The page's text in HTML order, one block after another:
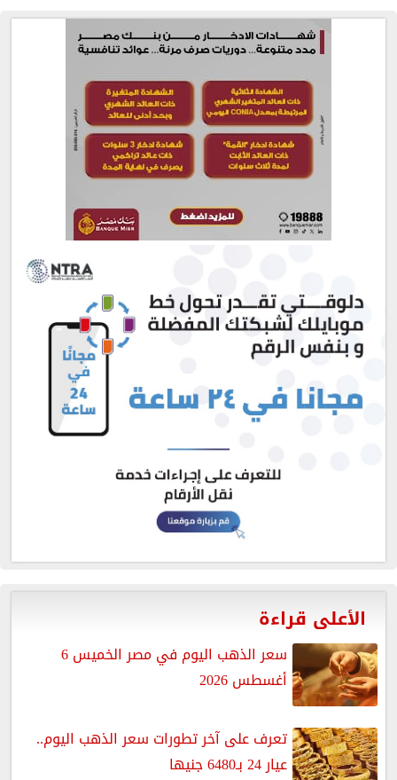
الأعلى قراءة
سعر الذهب اليوم في مصر الخميس 6
أغسطس 2026
تعرف على آخر تطورات سعر الذهب اليوم..
عيار 24 بـ6480 جنيها